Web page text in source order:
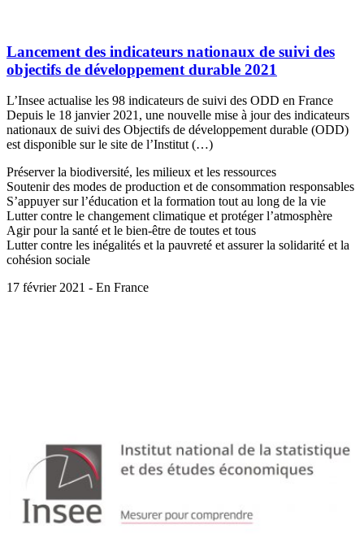
Lancement des indicateurs nationaux de suivi des
objectifs de développement durable 2021
L’Insee actualise les 98 indicateurs de suivi des ODD en France
Depuis le 18 janvier 2021, une nouvelle mise à jour des indicateurs
nationaux de suivi des Objectifs de développement durable (ODD)
est disponible sur le site de l’Institut (…)
Préserver la biodiversité, les milieux et les ressources
Soutenir des modes de production et de consommation responsables
S’appuyer sur l’éducation et la formation tout au long de la vie
Lutter contre le changement climatique et protéger l’atmosphère
Agir pour la santé et le bien-être de toutes et tous
Lutter contre les inégalités et la pauvreté et assurer la solidarité et la
cohésion sociale
17 février 2021 - En France